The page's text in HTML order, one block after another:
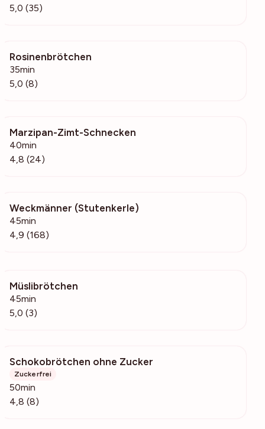
5,0 (35)
Rosinenbrötchen
35min
5,0 (8)
Marzipan-Zimt-Schnecken
40min
4,8 (24)
Weckmänner (Stutenkerle)
45min
4,9 (168)
Müslibrötchen
45min
5,0 (3)
Schokobrötchen ohne Zucker
Zuckerfrei
50min
4,8 (8)